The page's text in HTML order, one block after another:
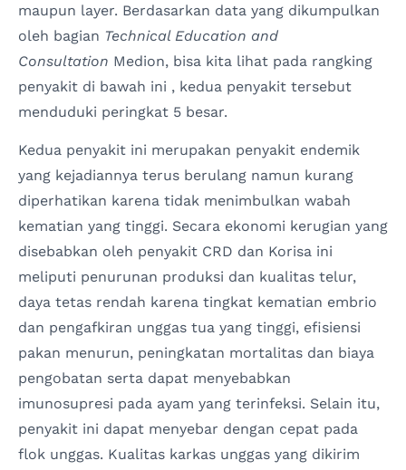
maupun layer. Berdasarkan data yang dikumpulkan
oleh bagian Technical Education and
Consultation Medion, bisa kita lihat pada rangking
penyakit di bawah ini , kedua penyakit tersebut
menduduki peringkat 5 besar.
Kedua penyakit ini merupakan penyakit endemik
yang kejadiannya terus berulang namun kurang
diperhatikan karena tidak menimbulkan wabah
kematian yang tinggi. Secara ekonomi kerugian yang
disebabkan oleh penyakit CRD dan Korisa ini
meliputi penurunan produksi dan kualitas telur,
daya tetas rendah karena tingkat kematian embrio
dan pengafkiran unggas tua yang tinggi, efisiensi
pakan menurun, peningkatan mortalitas dan biaya
pengobatan serta dapat menyebabkan
imunosupresi pada ayam yang terinfeksi. Selain itu,
penyakit ini dapat menyebar dengan cepat pada
flok unggas. Kualitas karkas unggas yang dikirim